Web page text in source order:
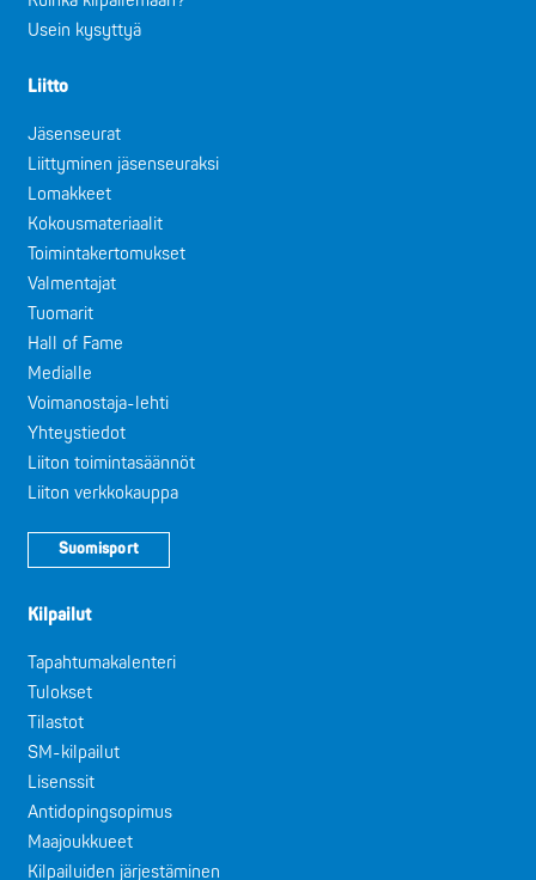
Usein kysyttyä
Liitto
Jäsenseurat
Liittyminen jäsenseuraksi
Lomakkeet
Kokousmateriaalit
Toimintakertomukset
Valmentajat
Tuomarit
Hall of Fame
Medialle
Voimanostaja-lehti
Yhteystiedot
Liiton toimintasäännöt
Liiton verkkokauppa
Suomisport
Kilpailut
Tapahtumakalenteri
Tulokset
Tilastot
SM-kilpailut
Lisenssit
Antidopingsopimus
Maajoukkueet
Kilpailuiden järjestäminen